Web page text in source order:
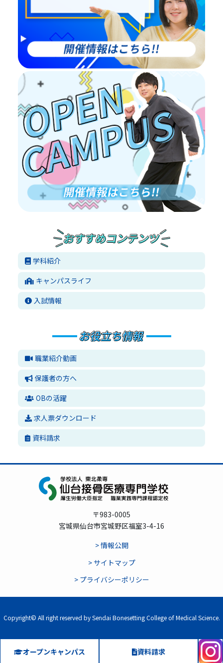
学科紹介
キャンパスライフ
入試情報
職業紹介動画
保護者の方へ
OBの活躍
求人票ダウンロード
資料請求
〒983-0005
宮城県仙台市宮城野区福室3-4-16
> 情報公開
> サイトマップ
> プライバシーポリシー
Copyright© All right reserved by Sendai Bonesetting College of Medical Science.
オープンキャンパス 資料請求